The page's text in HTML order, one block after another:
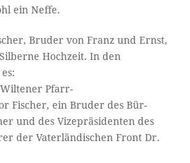
ein Neffe.
Bruder von Franz und Ernst,
Hochzeit. In den
Pfarr­-
Fischer, ein Bruder des Bür­-
und des Vizepräsidenten des
der Vaterländischen Front Dr.